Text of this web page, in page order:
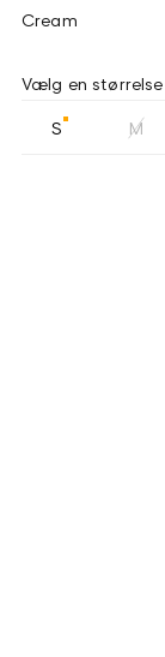
Cream
Vælg en størrelse
S M